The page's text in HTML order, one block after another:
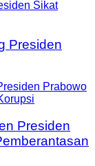
Presiden
Presiden